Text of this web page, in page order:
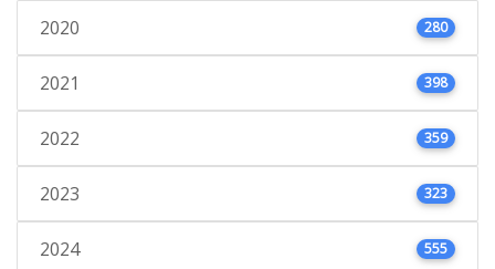
2020 280
2021 398
2022 359
2023 323
2024 555